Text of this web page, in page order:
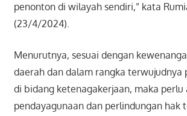
penonton di wilayah sendiri,” kata
(23/4/2024).
Menurutnya, sesuai dengan
daerah dan dalam rangka terwujudnya
di bidang ketenagakerjaan, maka perlu
pendayagunaan dan perlindungan hak